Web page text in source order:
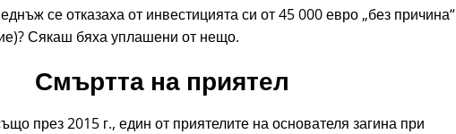
се отказаха от инвестицията си от 45 000 евро без причина
Сякаш бяха уплашени от нещо.
Смъртта на приятел
през 2015 г., един от приятелите на основателя загина при